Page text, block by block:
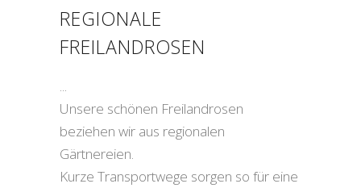
REGIONALE
FREILANDROSEN
Unsere schönen Freilandrosen
beziehen wir aus regionalen
Gärtnereien.
Kurze Transportwege sorgen so für eine